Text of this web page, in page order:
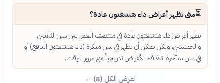
⏳متى تظهر أعراض داء هنتنغتون عادة؟
تظهر أعراض داء هنتنغتون عادة في منتصف العمر، بين سن الثلاثين
والخمسين، ولكن يمكن أن تظهر في سن مبكرة (داء هنتنغتون اليافع) أو
في سن متأخرة. تتفاقم الأعراض تدريجياً مع مرور الوقت.
اعرض الكل (8) ←